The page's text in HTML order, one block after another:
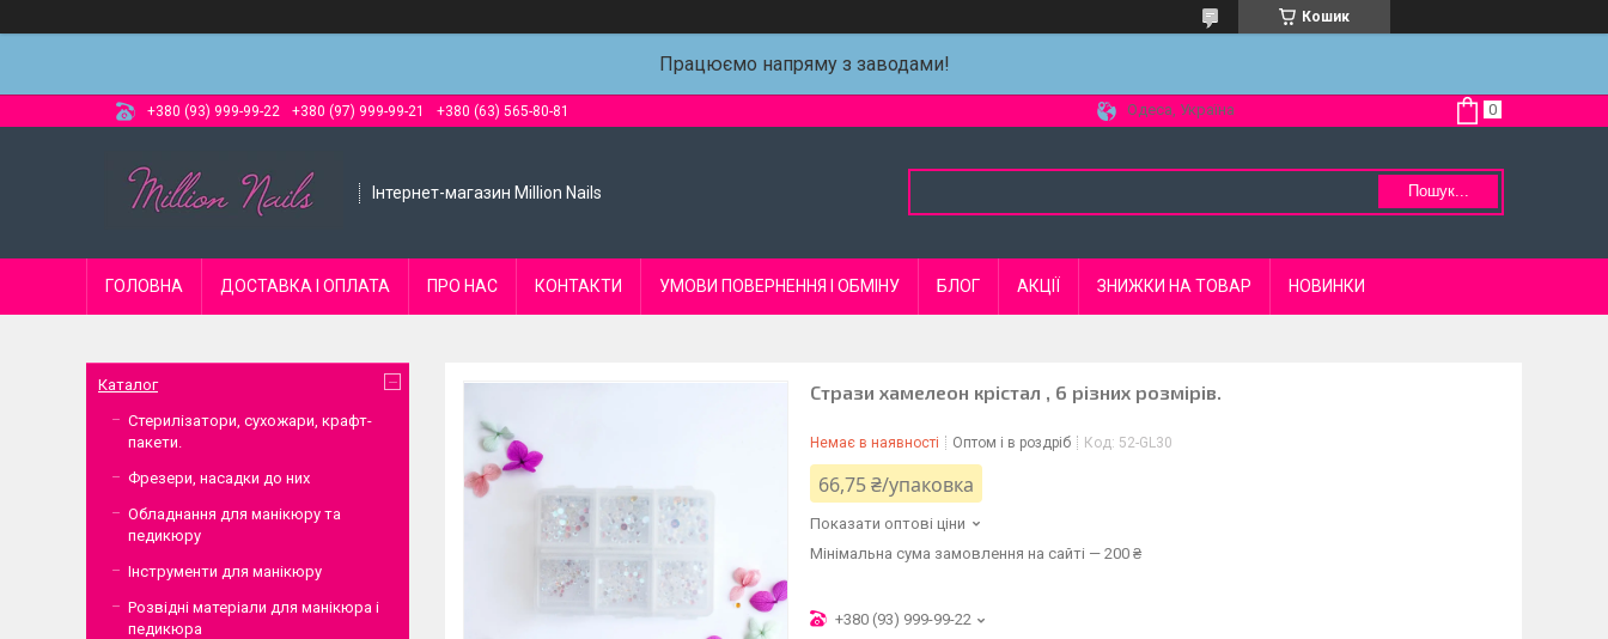
Кошик
Працюємо напряму з заводами!
+380 (93) 999-99-22 +380 (97) 999-99-21 +380 (63) 565-80-81 Одеса, Україна
Інтернет-магазин Million Nails Пошук...
ГОЛОВНА ДОСТАВКА І ОПЛАТА ПРО НАС КОНТАКТИ УМОВИ ПОВЕРНЕННЯ І ОБМІНУ БЛОГ АКЦІЇ ЗНИЖКИ НА ТОВАР НОВИНКИ
Стрази хамелеон крістал , 6 різних розмірів.
Немає в наявності Оптом і в роздріб Код: 52-GL30
66,75 ₴/упаковка
Показати оптові ціни
Мінімальна сума замовлення на сайті — 200 ₴
+380 (93) 999-99-22
Каталог
Стерилізатори, сухожари, крафт-
пакети.
Фрезери, насадки до них
Обладнання для манікюру та
педикюру
Інструменти для манікюру
Розвідні матеріали для манікюра і
педикюра